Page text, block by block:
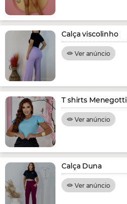
Calça viscolinho
Ver anúncio
T shirts Menegotti
Ver anúncio
Calça Duna
Ver anúncio